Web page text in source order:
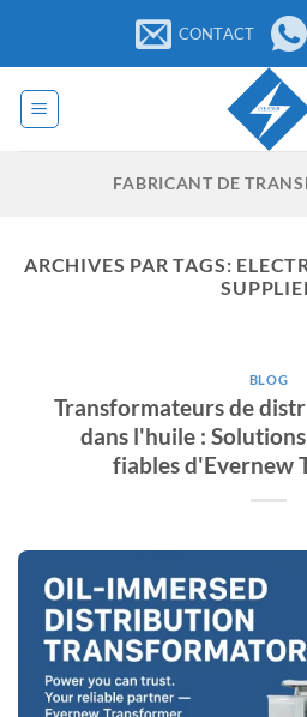
contenu
CONTACT
FABRICANT DE
ARCHIVES PAR TAGS:
BLOG
Transformateurs de
dans l'huile :
fiables d'Evernew